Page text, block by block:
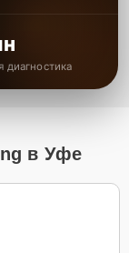
диагностика
в Уфе